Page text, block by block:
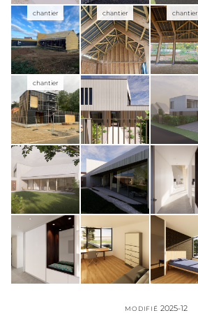
chantier chantier chantier
chantier
MODIFIÉ 2025-12